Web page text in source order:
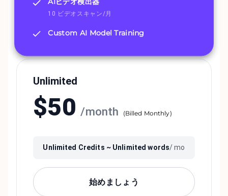
10 ビデオスキャン/月
Custom AI Model Training
Unlimited
$50 /month (Billed Monthly)
Unlimited Credits ~ Unlimited words/ mo
始めましょう